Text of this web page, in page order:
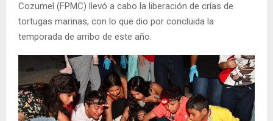
Cozumel (FPMC) llevó a cabo la liberación de crías de
tortugas marinas, con lo que dio por concluida la
temporada de arribo de este año.